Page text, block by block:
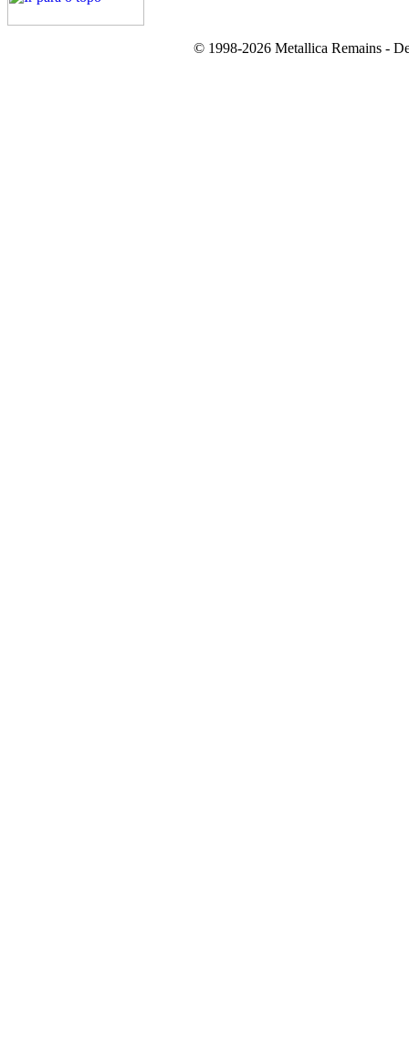
© 1998-2026 Metallica Remains -